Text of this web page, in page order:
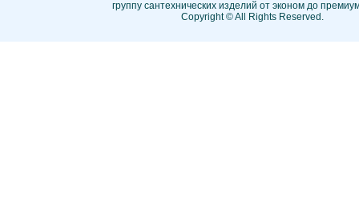
группу сантехнических изделий от эконом до
Copyright © All Rights Reserved.